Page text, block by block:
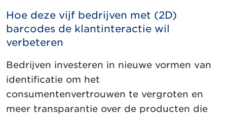
Hoe deze vijf bedrijven met (2D)
barcodes de klantinteractie wil
verbeteren
Bedrijven investeren in nieuwe vormen van
identificatie om het
consumentenvertrouwen te vergroten en
meer transparantie over de producten die